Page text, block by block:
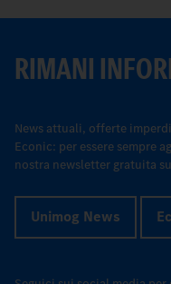
RIMANI
News attuali, offerte
Econic: per essere sempre
nostra newsletter gratuita
Unimog News